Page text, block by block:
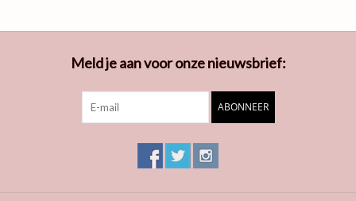
Meld je aan voor onze nieuwsbrief:
ABONNEER